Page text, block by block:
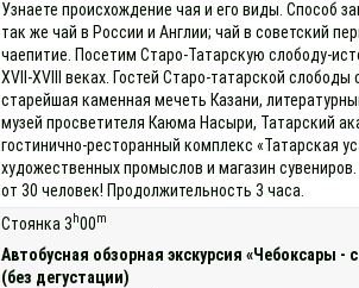
Узнаете происхождение чая и его виды. Способ
так же чай в России и Англии; чай в советский
чаепитие. Посетим Старо-Татарскую слободу-
XVII-XVIII веках. Гостей Старо-татарской
старейшая каменная мечеть Казани,
музей просветителя Каюма Насыри, Татарский
гостинично-ресторанный комплекс «Татарская
художественных промыслов и магазин
от 30 человек! Продолжительность 3 часа.
Стоянка 3 h00m
Автобусная обзорная экскурсия «Чебоксары
(без дегустации)